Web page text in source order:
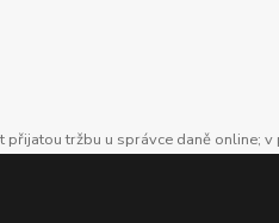
tržbu u správce daně online;